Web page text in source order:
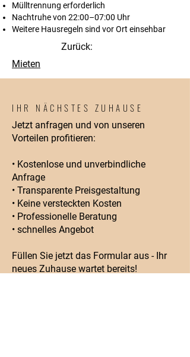
Mülltrennung erforderlich
Nachtruhe von 22:00–07:00 Uhr
Weitere Hausregeln sind vor Ort einsehbar
Zurück:
Mieten
IHR NÄCHSTES ZUHAUSE
Jetzt anfragen und von unseren
Vorteilen profitieren:
• Kostenlose und unverbindliche
Anfrage
• Transparente Preisgestaltung
• Keine versteckten Kosten
• Professionelle Beratung
• schnelles Angebot
Füllen Sie jetzt das Formular aus - Ihr
neues Zuhause wartet bereits!